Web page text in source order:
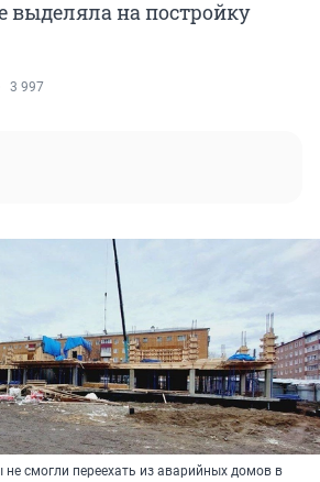
выделяла на постройку
3 997
смогли переехать из аварийных домов в